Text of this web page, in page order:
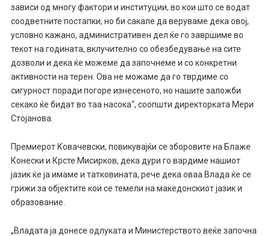
зависи од многу фактори и институции, во кои што се водат
соодветните постапки, но би сакале да веруваме дека овој,
условно кажано, административен дел ќе го завршиме во
текот на годината, вклучително со обезбедување на сите
дозволи и дека ќе можеме да започнеме и со конкретни
активности на терен. Ова не можаме да го тврдиме со
сигурност поради погоре изнесеното, но нашите заложби
секако ќе бидат во таа насока“, соопшти директорката Мери
Стојанова.
Премиерот Ковачевски, повикувајќи се зборовите на Блаже
Конески и Крсте Мисирков, дека дури го вардиме нашиот
јазик ќе ја имаме и татковината, рече дека оваа Влада ќе се
грижи за објектите кои се темели на македонскиот јазик и
образование.
„Владата ја донесе одлуката и Министерството веќе започна